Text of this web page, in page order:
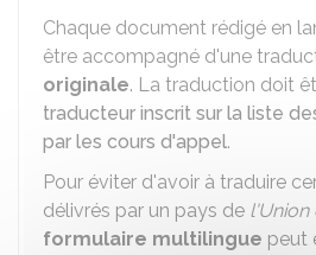
Chaque document rédigé en
être accompagné d'une
originale. La traduction doit
traducteur inscrit sur la liste
par les cours d'appel.
Pour éviter d'avoir à traduire
délivrés par un pays de l'Union
formulaire multilingue peut